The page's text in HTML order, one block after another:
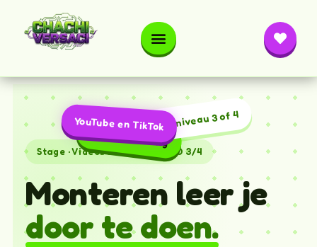
Stage · Videobewerking · MBO 3/4
Monteren leer je
door te doen.
Videobewerking
MBO niveau 3 of 4
YouTube en TikTok